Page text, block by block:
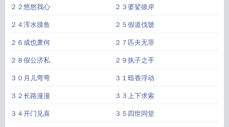
２２悠悠我心 ２３婆娑彼岸
２４浑水摸鱼 ２５假道伐虢
２６成也萧何 ２７匹夫无罪
２８假公济私 ２９执子之手
３０月儿弯弯 ３１暗香浮动
３２长路漫漫 ３３上下求索
３４开门见喜 ３５四世同堂